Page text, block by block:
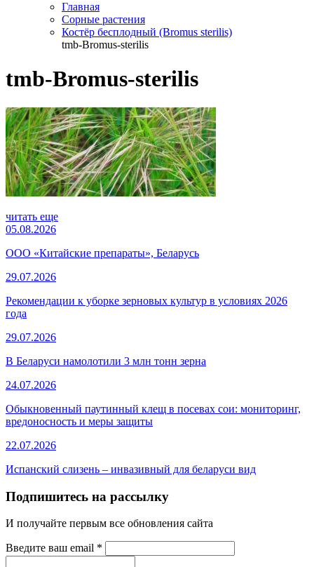
Главная
Сорные растения
Костёр бесплодный (Bromus sterilis)
tmb-Bromus-sterilis
tmb-Bromus-sterilis
читать еще
05.08.2026
ООО «Китайские препараты», Беларусь
29.07.2026
Рекомендации к уборке зерновых культур в условиях 2026
года
29.07.2026
В Беларуси намолотили 3 млн тонн зерна
24.07.2026
Обыкновенный паутинный клещ в посевах сои: мониторинг,
вредоносность и меры защиты
22.07.2026
Испанский слизень – инвазивный для беларуси вид
Подпишитесь на рассылку
И получайте первым все обновления сайта
Введите ваш email *